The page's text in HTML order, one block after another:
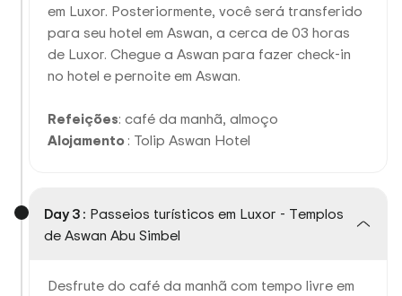
em Luxor. Posteriormente, você será transferido
para seu hotel em Aswan, a cerca de 03 horas
de Luxor. Chegue a Aswan para fazer check-in
no hotel e pernoite em Aswan.
Refeições: café da manhã, almoço
Alojamento: Tolip Aswan Hotel
Day 3 : Passeios turísticos em Luxor - Templos
de Aswan Abu Simbel
Desfrute do café da manhã com tempo livre em